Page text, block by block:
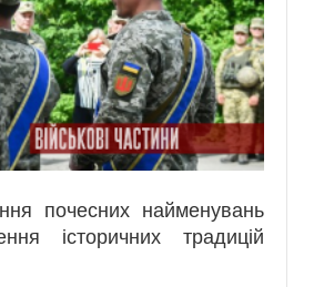
почесних найменувань
історичних традицій